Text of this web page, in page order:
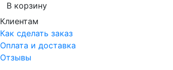
В корзину
Клиентам
Как сделать заказ
Оплата и доставка
Отзывы